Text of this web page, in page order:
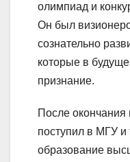
олимпиад и
Он был
сознательно
которые в
признание.
После
поступил в МГУ и
образование